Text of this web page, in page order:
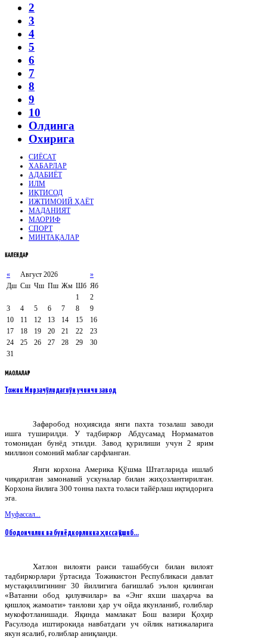
2
3
4
5
6
7
8
9
10
Олдинга
Охирига
СИЁСАТ
ХАБАРЛАР
АДАБИЁТ
ИЛМ
ИҚТИСОД
ИЖТИМОИЙ ҲАЁТ
МАДАНИЯТ
МАОРИФ
СПОРТ
МИНТАҚАЛАР
КАЛЕНДАР
« Август 2026
»
Дш Сш Чш Пш Жм Шб Яб
1
2
3
4 5 6 7 8
9
10
11 12 13 14 15
16
17
18 19 20 21 22
23
24
25 26 27 28 29
30
31
МАҚОЛАЛАР
Тожик Мирзачўлидагиўн учинчи завод
Зафаробод ноҳиясида янги пахта тозалаш заводи
ишга туширилди. У тадбиркор Абдусамад Нормаматов
томонидан бунёд этилди. Завод қурилиши учун 2 ярим
миллион сомоний маблағ сарфланган.
Янги корхона Америка Қўшма Штатларида ишлаб
чиқарилган замонавий ускуналар билан жиҳозлантирилган.
Корхона йилига 300 тонна пахта толаси тайёрлаш иқтидорига
эга.
Муфассал...
Ободончилик ва бунёдкорликка ҳисса қўшиб…
Хатлон вилояти раиси ташаббуси билан вилоят
тадбиркорлари ўртасида Тожикистон Республикаси давлат
мустақиллигининг 30 йиллигига бағишлаб эълон қилинган
«Ватанни обод қилувчилар» ва «Энг яхши шаҳарча ва
қишлоқ жамоати» танлови ҳар уч ойда якунланиб, ғолиблар
мукофотланишади. Яқинда мамлакат Бош вазири Қоҳир
Расулзода иштирокида навбатдаги уч ойлик натижаларига
якун ясалиб, ғолиблар аниқланди.